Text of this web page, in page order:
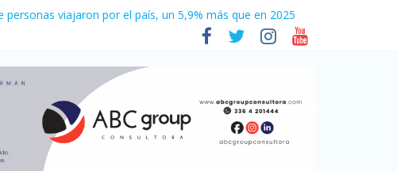
viajaron por el país, un 5,9% más que en 2025
en Santa Fe
2001